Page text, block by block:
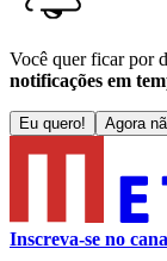
Você quer ficar por
notificações em
Eu quero! Agora
Inscreva-se no